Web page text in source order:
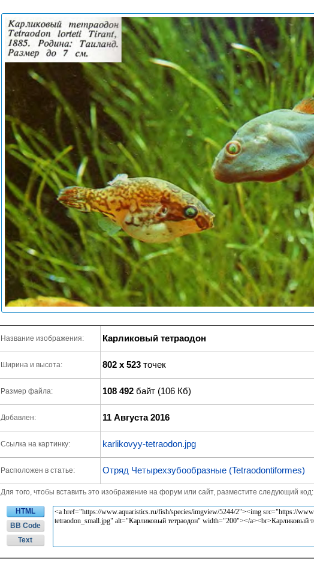
Название изображения: Карликовый тетраодон
Ширина и высота: 802 x 523 точек
Размер файла: 108 492 байт (106 Кб)
Добавлен: 11 Августа 2016
Ссылка на картинку: karlikovyy-tetraodon.jpg
Расположен в статье: Отряд Четырехзубообразные (Tetraodontiformes)
Для того, чтобы вставить это изображение на форум или сайт, разместите следующий код:
HTML
BB Code
Text